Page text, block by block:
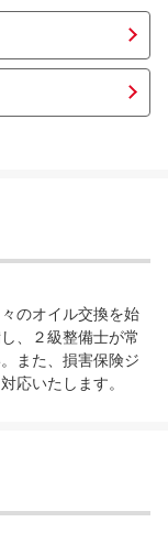
のオイル交換を始
、２級整備士が常
また、損害保険ジ
応いたします。